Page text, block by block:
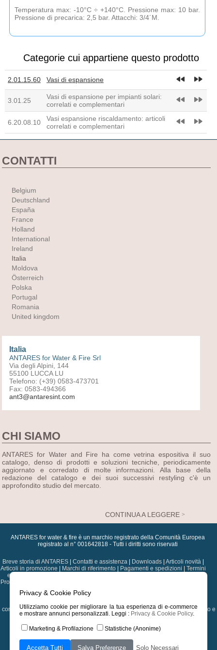
Temperatura max: -10°C ÷ +140°C. Pressione max: 10 bar.
Pressione di precarica: 2,5 bar. Attacchi: 3/4´M.
Categorie cui appartiene questo prodotto
2.01.15.60 Vasi di espansione fast_rewind fast_forward
3.01.25
Vasi di espansione per impianti solari:
correlati e complementari
fast_rewind fast_forward
6.20.08.10
Vasi espansione riscaldamento: articoli
correlati e complementari
fast_rewind fast_forward
CONTATTI
Belgium
Deutschland
España
France
Holland
International
Ireland
Italia
Moldova
Österreich
Polska
Portugal
Romania
United kingdom
Italia
ANTARES for Water & Fire Srl
Via degli Alpini, 144
55100 LUCCA LU
Telefono: (+39) 0583-473701
Fax: 0583-494366
ant3@antaresint.com
CHI SIAMO
ANTARES for Water and Fire ha come vetrina espositiva il suo
catalogo, denso di prodotti e soluzioni tecniche, periodicamente
aggiornato e corredato di molte informazioni. Alla base della
redazione del catalogo e dei suoi successivi restyling c'è un
approfondito studio del mercato.
CONTINUA A LEGGERE
ANTARES for water & fire è un marchio registrato della Comunità Europea
registrato al n° 001642818 - Tutti i diritti sono riservati
Breve storia di ANTARES| Contatti e assistenza| Downloads| Articoli novità|
Articoli in promozione
Marchi di riferimento| Pagamenti e spedizioni
Termini
e condizioni
Professional Card
condizionamento|Componenti per solare e biomasse|Pompe di sollevamento e
correlati| Termoregolazione|Tubazioni, raccorderia e valvolame|
Strumentazione, utensileria e prodotti di manutenzione
Privacy & Cookie Policy
Utilizziamo cookie per migliorare la tua esperienza di e-commerce
e mostrare annunci personalizzati. Leggi : Privacy & Cookie Policy.
Marketing & Profilazione Statistiche (Anonime)
Accetta Tutti Salva Preferenze Solo Necessari